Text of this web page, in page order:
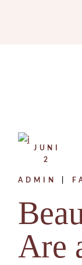
JUNI
2
ADMIN
Are